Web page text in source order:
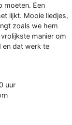
moeten. Een
lijkt. Mooie liedjes,
zoals we hem
manier om
en dat werk te
uur